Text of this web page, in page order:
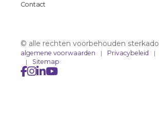
Contact
© alle rechten voorbehouden sterkado
algemene voorwaarden Privacybeleid
Sitemap